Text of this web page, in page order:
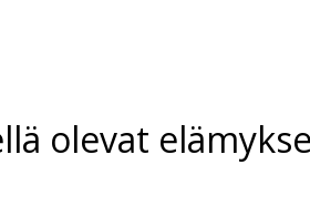
olevat